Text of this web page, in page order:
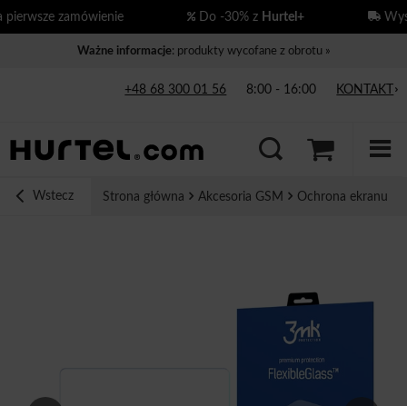
zamówienie Do -30% zHurtel+
Ważne informacje: produkty wycofane z obrotu »
+48 68 300 01 56 8:00 - 16:00 KONTAKT
Wstecz Strona główna Akcesoria GSM Ochrona ekranu